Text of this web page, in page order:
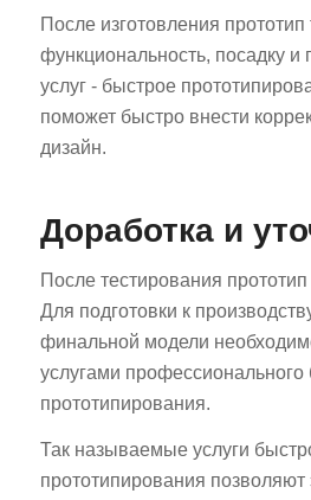
После изготовления прототип
функциональность, посадку и
услуг - быстрое
поможет быстро внести
дизайн.
Доработка и
После тестирования
Для подготовки к
финальной модели
услугами профессионального
прототипирования.
Так называемые услуги
прототипирования